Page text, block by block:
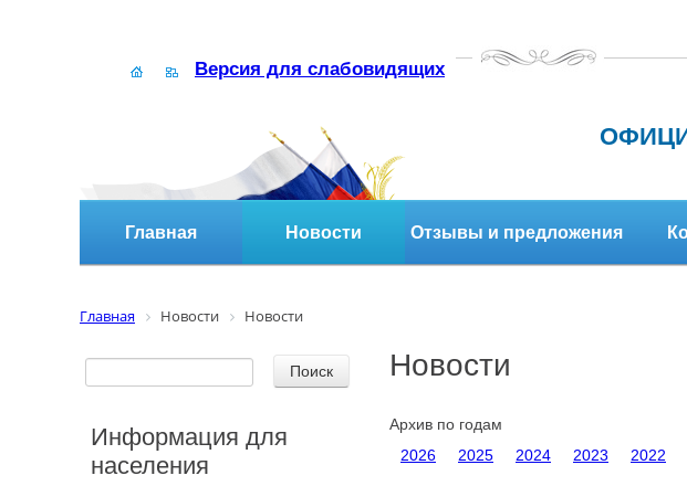
Версия для слабовидящих
Главная Новости Отзывы и предложения
Главная Новости Новости
Новости
Архив по годам
2026
2025 2024 2023 2022
Информация для
населения